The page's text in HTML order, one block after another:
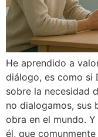
He aprendido a
diálogo, es como si
sobre la necesidad
no dialogamos, sus
obra en el mundo.
él, que